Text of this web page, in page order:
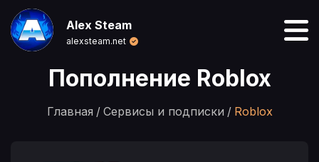
Alex Steam
alexsteam.net
Пополнение Roblox
Главная Сервисы и подписки Roblox